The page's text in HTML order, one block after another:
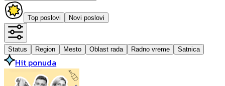
Top poslovi Novi poslovi
Status Region Mesto Oblast rada Radno vreme Satnica
Hit ponuda